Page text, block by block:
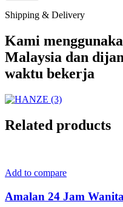
Shipping & Delivery
Kami
Malaysia dan
waktu bekerja
Related products
Add to compare
Amalan 24 Jam